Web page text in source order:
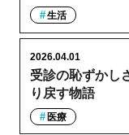
生活
受診の恥ずかし
り戻す物語
2026.04.01
医療